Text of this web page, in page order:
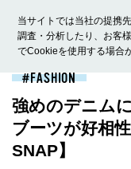
当サイトでは当社の提携
調査・分析したり、お客
でCookieを使用する場合
ホーム モデル募集
FASHION
強めのデニム
ブーツが好相
SNAP】